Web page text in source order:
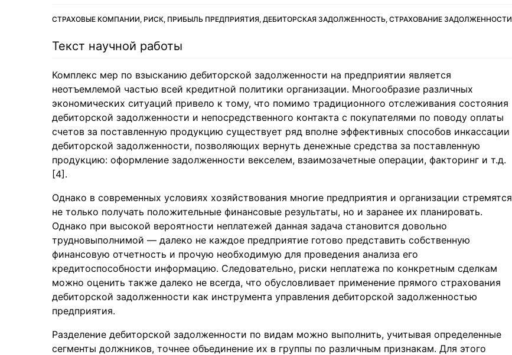
СТРАХОВЫЕ КОМПАНИИ, РИСК, ПРИБЫЛЬ ПРЕДПРИЯТИЯ, ДЕБИТОРСКАЯ ЗАДОЛЖЕННОСТЬ, СТРАХОВАНИЕ ЗАДОЛЖЕННОСТИ
Текст научной работы
Комплекс мер по взысканию дебиторской задолженности на предприятии является
неотъемлемой частью всей кредитной политики организации. Многообразие различных
экономических ситуаций привело к тому, что помимо традиционного отслеживания состояния
дебиторской задолженности и непосредственного контакта с покупателями по поводу оплаты
счетов за поставленную продукцию существует ряд вполне эффективных способов инкассации
дебиторской задолженности, позволяющих вернуть денежные средства за поставленную
продукцию: оформление задолженности векселем, взаимозачетные операции, факторинг и т.д.
[4].
Однако в современных условиях хозяйствования многие предприятия и организации стремятся
не только получать положительные финансовые результаты, но и заранее их планировать.
Однако при высокой вероятности неплатежей данная задача становится довольно
трудновыполнимой — далеко не каждое предприятие готово представить собственную
финансовую отчетность и прочую необходимую для проведения анализа его
кредитоспособности информацию. Следовательно, риски неплатежа по конкретным сделкам
можно оценить также далеко не всегда, что обусловливает применение прямого страхования
дебиторской задолженности как инструмента управления дебиторской задолженностью
предприятия.
Разделение дебиторской задолженности по видам можно выполнить, учитывая определенные
сегменты должников, точнее объединение их в группы по различным признакам. Для этого